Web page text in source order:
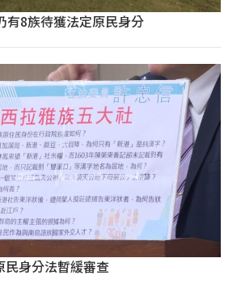
有8族待獲法定原民身分
民身分法暫緩審查